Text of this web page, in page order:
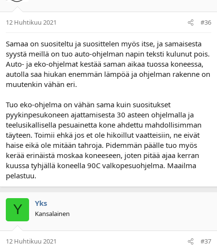
12 Huhtikuu 2021 #36
Samaa on suositeltu ja suosittelen myös itse, ja samaisesta
syystä meillä on tuo auto-ohjelman napin teksti kulunut pois.
Auto- ja eko-ohjelmat kestää saman aikaa tuossa koneessa,
autolla saa hiukan enemmän lämpöä ja ohjelman rakenne on
muutenkin vähän eri.
Tuo eko-ohjelma on vähän sama kuin suositukset
pyykinpesukoneen ajattamisesta 30 asteen ohjelmalla ja
teelusikallisella pesuainetta kone ahdettu mahdollisimman
täyteen. Toimii ehkä jos et ole hikoillut vaatteisiin, ne eivät
haise eikä ole mitään tahroja. Pidemmän päälle tuo myös
kerää erinäistä moskaa koneeseen, joten pitää ajaa kerran
kuussa tyhjällä koneella 90C valkopesuohjelma. Maailma
pelastuu.
Y Yks
Kansalainen
12 Huhtikuu 2021 #37